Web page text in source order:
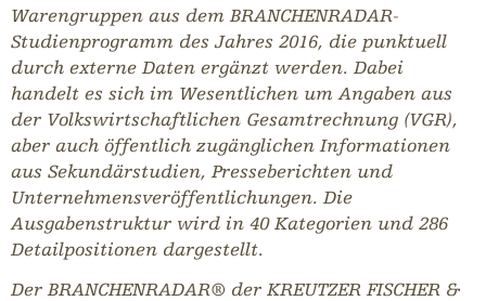
Warengruppen aus dem BRANCHENRADAR-
Studienprogramm des Jahres 2016, die punktuell
durch externe Daten ergänzt werden. Dabei
handelt es sich im Wesentlichen um Angaben aus
der Volkswirtschaftlichen Gesamtrechnung (VGR),
aber auch öffentlich zugänglichen Informationen
aus Sekundärstudien, Presseberichten und
Unternehmensveröffentlichungen. Die
Ausgabenstruktur wird in 40 Kategorien und 286
Detailpositionen dargestellt.
Der BRANCHENRADAR® der KREUTZER FISCHER &